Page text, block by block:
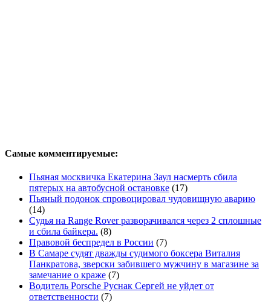
Самые комментируемые:
Пьяная москвичка Екатерина Заул насмерть сбила
пятерых на автобусной остановке (17)
Пьяный подонок спровоцировал чудовищную аварию
(14)
Судья на Range Rover разворачивался через 2 сплошные
и сбила байкера. (8)
Правовой беспредел в России (7)
В Самаре судят дважды судимого боксера Виталия
Панкратова, зверски забившего мужчину в магазине за
замечание о краже (7)
Водитель Porsche Руснак Сергей не уйдет от
ответственности (7)